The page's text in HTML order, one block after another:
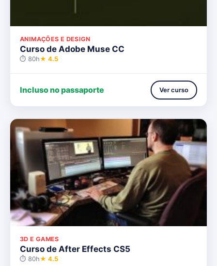
ANIMAÇÕES E DESIGN
Curso de Adobe Muse CC
⏱ 80h★ 4.5
Incluso no passaporte Ver curso
3D E GAMES
Curso de After Effects CS5
⏱ 80h★ 4.5